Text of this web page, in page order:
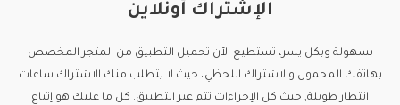
الإشتراك أونلاين
بسهولة وبكل يسر، تستطيع الآن تحميل التطبيق من المتجر المخصص
بهاتفك المحمول والاشتراك اللحظي، حيث لا يتطلب منك الاشتراك ساعات
انتظار طويلة, حيث كل الإجراءات تتم عبر التطبيق. كل ما عليك هو إتباع